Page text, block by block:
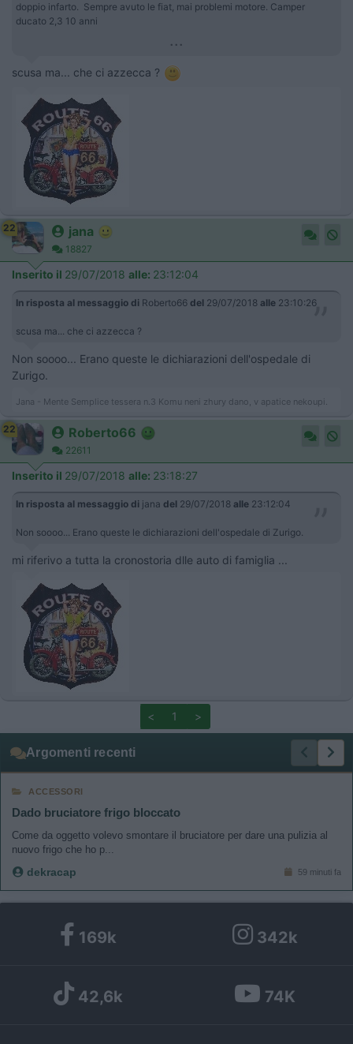
doppio infarto. Sempre avuto le fiat, mai problemi motore. Camper
ducato 2,3 10 anni
...
scusa ma... che ci azzecca ?
22 jana
18827
Inserito il 29/07/2018 alle: 23:12:04
In risposta al messaggio di Roberto66 del 29/07/2018 alle 23:10:26
scusa ma... che ci azzecca ?
Non soooo... Erano queste le dichiarazioni dell'ospedale di
Zurigo.
Jana - Mente Semplice tessera n.3 Komu neni zhury dano, v apatice nekoupi.
22 Roberto66
22611
Inserito il 29/07/2018 alle: 23:18:27
In risposta al messaggio di jana del 29/07/2018 alle 23:12:04
Non soooo... Erano queste le dichiarazioni dell'ospedale di Zurigo.
mi riferivo a tutta la cronostoria dlle auto di famiglia ...
< 1 >
Argomenti recenti
ACCESSORI
Dado bruciatore frigo bloccato
Come da oggetto volevo smontare il bruciatore per dare una pulizia al
nuovo frigo che ho p...
dekracap 59 minuti fa
169k 342k
42,6k 74K